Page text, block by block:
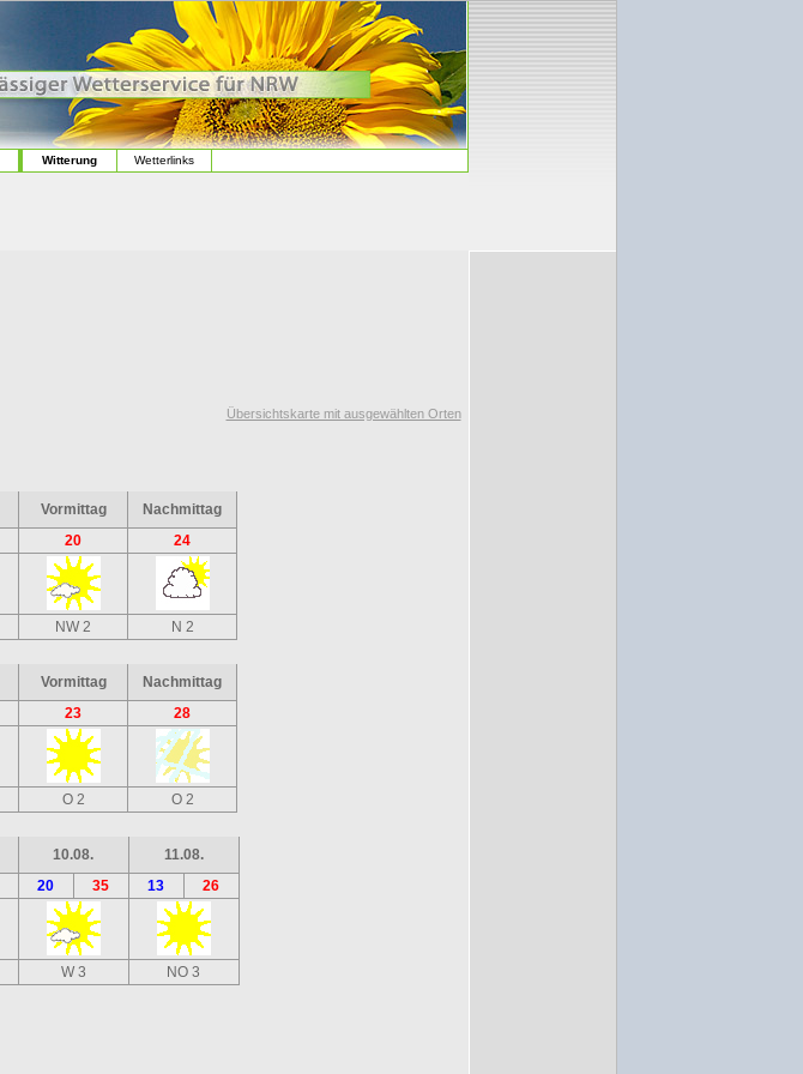
Witterung Wetterlinks
Übersichtskarte mit ausgewählten Orten
Vormittag
Nachmittag
20 24
NW 2 N 2
Vormittag
Nachmittag
23 28
O 2 O 2
10.08.
11.08.
20 35 13 26
W 3 NO 3